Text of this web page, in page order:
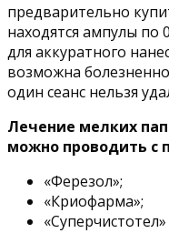
предварительно
находятся ампулы по
для аккуратного
возможна
один сеанс нельзя
Лечение мелких
можно проводить с
«Ферезол»;
«Криофарма»;
«Суперчистотел»